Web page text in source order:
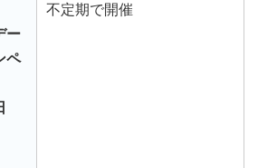
ー
ペ
不定期で開催